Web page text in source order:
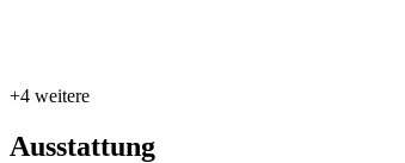
+4 weitere
Ausstattung